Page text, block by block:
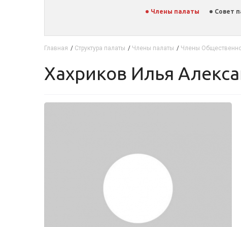
Члены палаты Совет
Главная / Структура палаты / Члены палаты / Члены
Хахриков Илья